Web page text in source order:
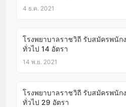
4 ธ.ค. 2021
โรงพยาบาลราชวิถี รับสมัครพนั
ทั่วไป 14 อัตรา
14 พ.ย. 2021
โรงพยาบาลราชวิถี รับสมัครพนั
ทั่วไป 29 อัตรา